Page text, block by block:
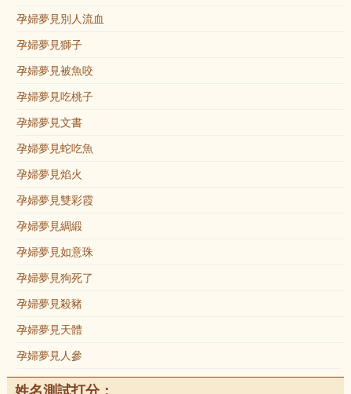
孕婦夢見別人流血
孕婦夢見獅子
孕婦夢見被魚咬
孕婦夢見吃桃子
孕婦夢見文書
孕婦夢見蛇吃魚
孕婦夢見焰火
孕婦夢見雙彩霞
孕婦夢見綢緞
孕婦夢見如意珠
孕婦夢見狗死了
孕婦夢見殺豬
孕婦夢見天體
孕婦夢見人參
姓名測試打分：